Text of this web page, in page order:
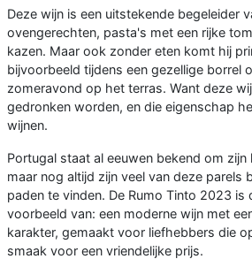
Deze wijn is een uitstekende begeleider
ovengerechten, pasta's met een rijke
kazen. Maar ook zonder eten komt hij
bijvoorbeeld tijdens een gezellige borrel
zomeravond op het terras. Want deze
gedronken worden, en die eigenschap
wijnen.
Portugal staat al eeuwen bekend om zijn
maar nog altijd zijn veel van deze parels
paden te vinden. De Rumo Tinto 2023 is
voorbeeld van: een moderne wijn met
karakter, gemaakt voor liefhebbers die
smaak voor een vriendelijke prijs.